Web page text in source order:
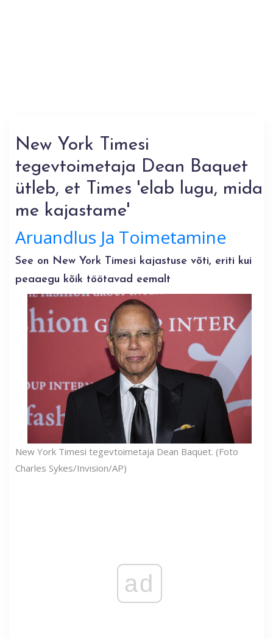
New York Timesi
tegevtoimetaja Dean Baquet
ütleb, et Times 'elab lugu, mida
me kajastame'
Aruandlus Ja Toimetamine
See on New York Timesi kajastuse võti, eriti kui
peaaegu kõik töötavad eemalt
New York Timesi tegevtoimetaja Dean Baquet. (Foto
Charles Sykes/Invision/AP)
ad